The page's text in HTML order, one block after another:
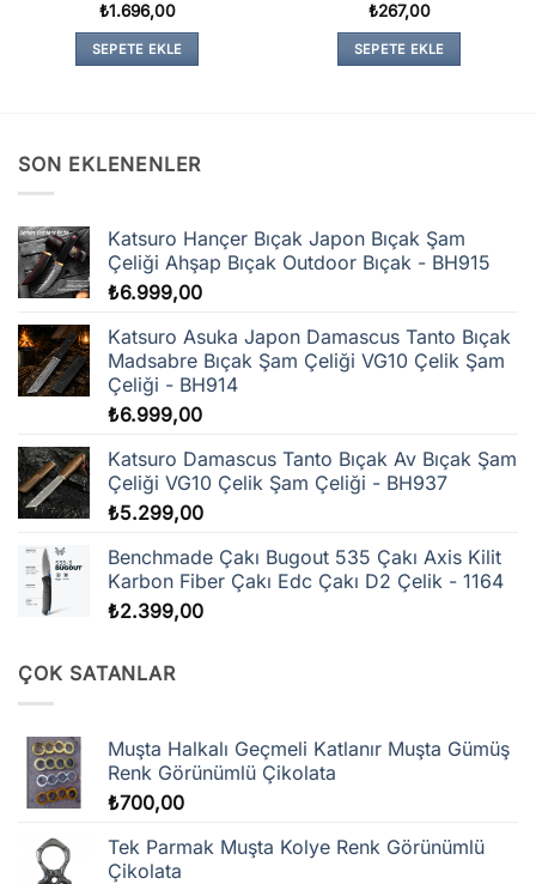
₺1.696,00
SEPETE EKLE
₺267,00
SEPETE EKLE
SON EKLENENLER
Katsuro Hançer Bıçak Japon Bıçak Şam
Çeliği Ahşap Bıçak Outdoor Bıçak - BH915
₺6.999,00
Katsuro Asuka Japon Damascus Tanto Bıçak
Madsabre Bıçak Şam Çeliği VG10 Çelik Şam
Çeliği - BH914
₺6.999,00
Katsuro Damascus Tanto Bıçak Av Bıçak Şam
Çeliği VG10 Çelik Şam Çeliği - BH937
₺5.299,00
Benchmade Çakı Bugout 535 Çakı Axis Kilit
Karbon Fiber Çakı Edc Çakı D2 Çelik - 1164
₺2.399,00
ÇOK SATANLAR
Muşta Halkalı Geçmeli Katlanır Muşta Gümüş
Renk Görünümlü Çikolata
₺700,00
Tek Parmak Muşta Kolye Renk Görünümlü
Çikolata